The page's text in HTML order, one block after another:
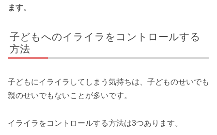
ます。
子どもへのイライラをコントロールする
方法
子どもにイライラしてしまう気持ちは、子どものせいでも
親のせいでもないことが多いです。
イライラをコントロールする方法は3つあります。